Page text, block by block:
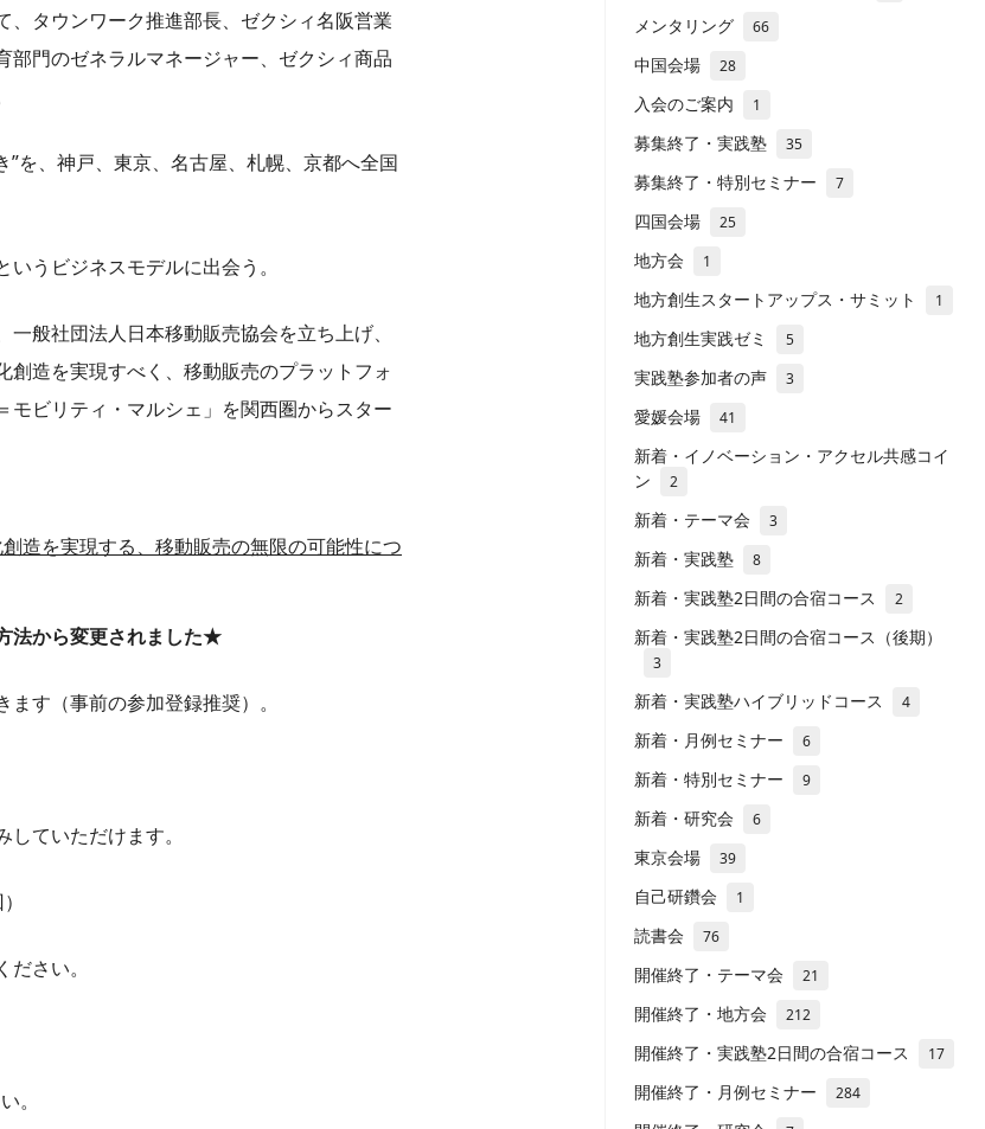
タウンワーク推進部長、ゼクシィ名阪営業
門のゼネラルマネージャー、ゼクシィ商品
を、神戸、東京、名古屋、札幌、京都へ全国
うビジネスモデルに出会う。
般社団法人日本移動販売協会を立ち上げ、
創造を実現すべく、移動販売のプラットフォ
ビリティ・マルシェ」を関西圏からスター
創造を実現する、移動販売の無限の可能性につ
法から変更されました★
す（事前の参加登録推奨）。
ていただけます。
さい。
。
メンタリング 66
中国会場 28
入会のご案内 1
募集終了・実践塾 35
募集終了・特別セミナー 7
四国会場 25
地方会 1
地方創生スタートアップス・サミット 1
地方創生実践ゼミ 5
実践塾参加者の声 3
愛媛会場 41
新着・イノベーション・アクセル共感コイ
ン
2
新着・テーマ会 3
新着・実践塾 8
新着・実践塾2日間の合宿コース 2
新着・実践塾2日間の合宿コース（後期）
3
新着・実践塾ハイブリッドコース 4
新着・月例セミナー 6
新着・特別セミナー 9
新着・研究会 6
東京会場 39
自己研鑽会 1
読書会 76
開催終了・テーマ会 21
開催終了・地方会 212
開催終了・実践塾2日間の合宿コース 17
開催終了・月例セミナー 284